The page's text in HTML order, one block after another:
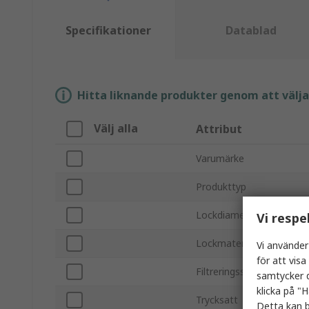
Specifikationer Datablad
Hitta liknande produkter genom att
Välj alla Attribut
Varumärke
Produkttyp
Lockdiameter
Lockmaterial
Filtreringsstorlek
Trycksatt
Vi
Vi
för att visa
samtycker
klicka på
Detta kan